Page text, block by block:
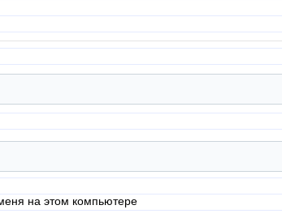
на этом компьютере